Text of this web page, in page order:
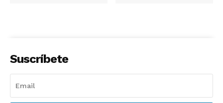
Suscríbete